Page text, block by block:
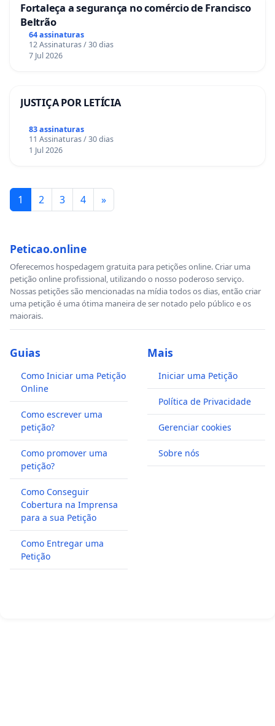
Fortaleça a segurança no comércio de Francisco
Beltrão
64 assinaturas
12 Assinaturas / 30 dias
7 Jul 2026
JUSTIÇA POR LETÍCIA
83 assinaturas
11 Assinaturas / 30 dias
1 Jul 2026
1 2 3 4 »
Peticao.online
Oferecemos hospedagem gratuita para petições online. Criar uma
petição online profissional, utilizando o nosso poderoso serviço.
Nossas petições são mencionadas na mídia todos os dias, então criar
uma petição é uma ótima maneira de ser notado pelo público e os
maiorais.
Guias
Como Iniciar uma Petição
Online
Como escrever uma
petição?
Como promover uma
petição?
Como Conseguir
Cobertura na Imprensa
para a sua Petição
Como Entregar uma
Petição
Mais
Iniciar uma Petição
Política de Privacidade
Gerenciar cookies
Sobre nós